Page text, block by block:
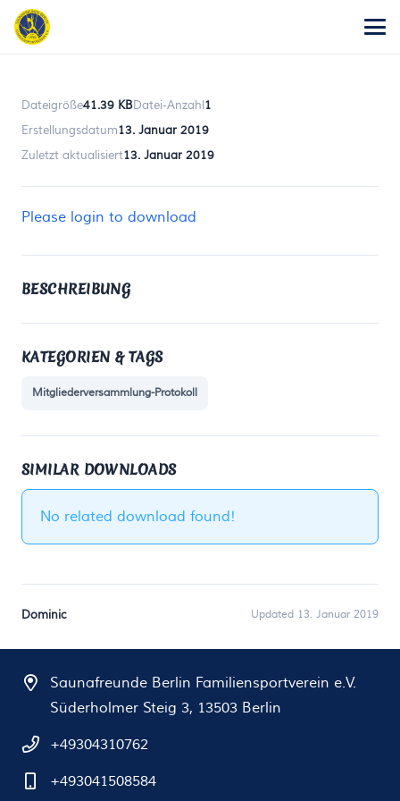
Dateigröße41.39 KBDatei-Anzahl 1
Erstellungsdatum13. Januar 2019
Zuletzt aktualisiert13. Januar 2019
Please login to download
BESCHREIBUNG
KATEGORIEN & TAGS
Mitgliederversammlung-Protokoll
SIMILAR DOWNLOADS
No related download found!
Dominic Updated 13. Januar 2019
Saunafreunde Berlin Familiensportverein e.V.
Süderholmer Steig 3, 13503 Berlin
+49304310762
+493041508584